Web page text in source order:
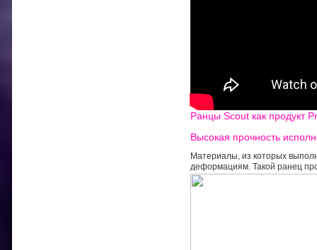
Ранцы Scout как продукт
Высокая прочность
Материалы, из которых
деформациям. Такой ранец